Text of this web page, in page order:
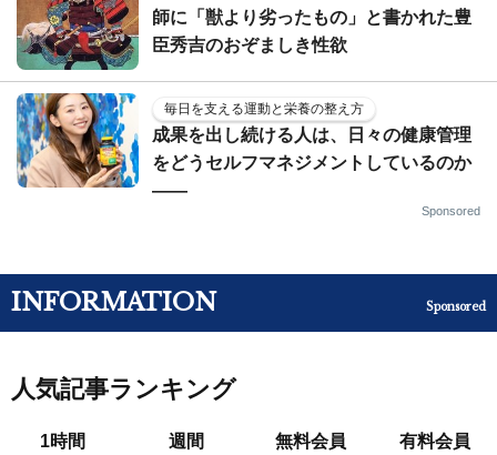
師に「獣より劣ったもの」と書かれた豊
臣秀吉のおぞましき性欲
毎日を支える運動と栄養の整え方
成果を出し続ける人は、日々の健康管理
をどうセルフマネジメントしているのか
——
Sponsored
INFORMATION Sponsored
人気記事ランキング
1時間 週間 無料会員 有料会員